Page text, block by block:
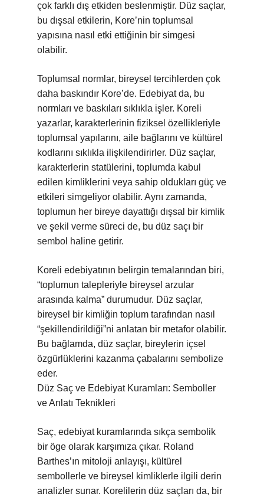
çok farklı dış etkiden beslenmiştir. Düz saçlar,
bu dışsal etkilerin, Kore’nin toplumsal
yapısına nasıl etki ettiğinin bir simgesi
olabilir.
Toplumsal normlar, bireysel tercihlerden çok
daha baskındır Kore’de. Edebiyat da, bu
normları ve baskıları sıklıkla işler. Koreli
yazarlar, karakterlerinin fiziksel özellikleriyle
toplumsal yapılarını, aile bağlarını ve kültürel
kodlarını sıklıkla ilişkilendirirler. Düz saçlar,
karakterlerin statülerini, toplumda kabul
edilen kimliklerini veya sahip oldukları güç ve
etkileri simgeliyor olabilir. Aynı zamanda,
toplumun her bireye dayattığı dışsal bir kimlik
ve şekil verme süreci de, bu düz saçı bir
sembol haline getirir.
Koreli edebiyatının belirgin temalarından biri,
“toplumun talepleriyle bireysel arzular
arasında kalma” durumudur. Düz saçlar,
bireysel bir kimliğin toplum tarafından nasıl
“şekillendirildiği”ni anlatan bir metafor olabilir.
Bu bağlamda, düz saçlar, bireylerin içsel
özgürlüklerini kazanma çabalarını sembolize
eder.
Düz Saç ve Edebiyat Kuramları: Semboller
ve Anlatı Teknikleri
Saç, edebiyat kuramlarında sıkça sembolik
bir öge olarak karşımıza çıkar. Roland
Barthes’ın mitoloji anlayışı, kültürel
sembollerle ve bireysel kimliklerle ilgili derin
analizler sunar. Korelilerin düz saçları da, bir